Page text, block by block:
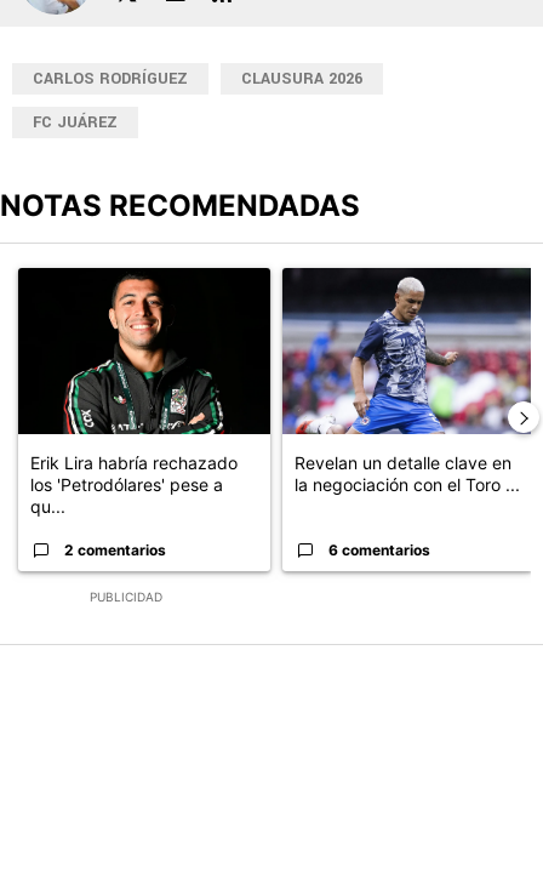
CARLOS RODRÍGUEZ
CLAUSURA 2026
FC JUÁREZ
NOTAS RECOMENDADAS
PUBLICIDAD
Un artículo de tendencia con el título "Erik Lira habría
Erik Lira habría rechazado
los 'Petrodólares' pese a
qu...
2 comentarios
Un artículo de tendencia con
Revelan un detalle clave en
la negociación con el Toro ...
6 comentarios